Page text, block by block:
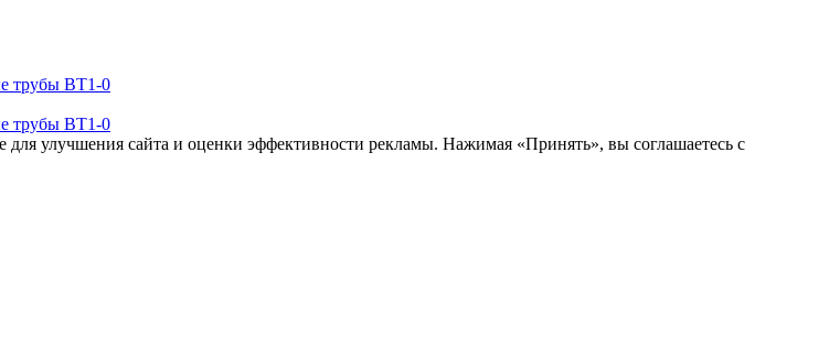
трубы ВТ1-0
трубы ВТ1-0
улучшения сайта и оценки эффективности рекламы. Нажимая «Принять», вы соглашаетесь с